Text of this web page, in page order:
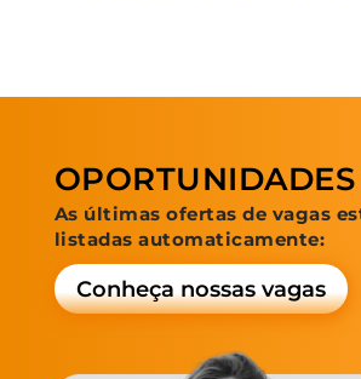
OPORTUNIDADES
As últimas ofertas de vagas
listadas automaticamente:
Conheça nossas vagas